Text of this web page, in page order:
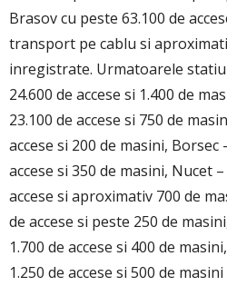
Brasov cu peste 63.100 de
transport pe cablu si
inregistrate. Urmatoarele
24.600 de accese si 1.400 de
23.100 de accese si 750 de
accese si 200 de masini,
accese si 350 de masini, Nucet
accese si aproximativ 700 de
de accese si peste 250 de
1.700 de accese si 400 de
1.250 de accese si 500 de